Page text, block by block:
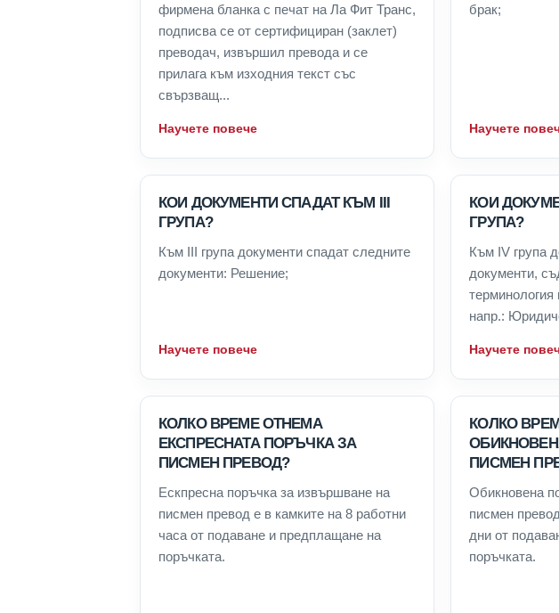
фирмена бланка с печат на Ла Фит Транс,
подписва се от сертифициран (заклет)
преводач, извършил превода и се
прилага към изходния текст със
свързващ...
Научете повече
брак;
Научете
КОИ ДОКУМЕНТИ СПАДАТ КЪМ III
ГРУПА?
Към III група документи спадат следните
документи: Решение;
Научете повече
КОИ
ГРУПА?
Към IV група
документи,
терминология
напр.:
Научете
КОЛКО ВРЕМЕ ОТНЕМА
ЕКСПРЕСНАТА ПОРЪЧКА ЗА
ПИСМЕН ПРЕВОД?
Ескпресна поръчка за извършване на
писмен превод е в камките на 8 работни
часа от подаване и предплащане на
поръчката.
КОЛКО
ПИСМЕН
Обикновена
писмен
дни от
поръчката.